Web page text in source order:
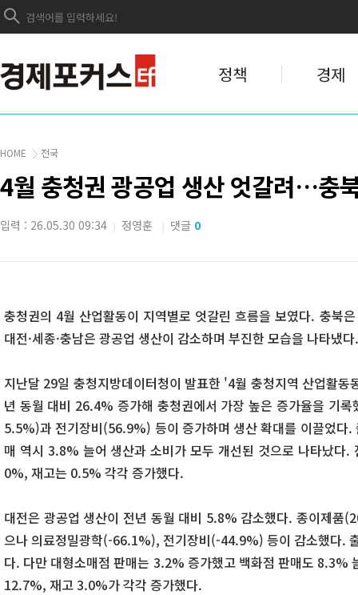
정책 경제
HOME 전국
4월 충청권 광공업 생산 엇갈려…충
입력 : 26.05.30 09:34 | 정영훈 | 댓글 0
충청권의 4월 산업활동이 지역별로 엇갈린 흐름을 보였다. 충북
대전·세종·충남은 광공업 생산이 감소하며 부진한 모습을 나타냈다.
지난달 29일 충청지방데이터청이 발표한 '4월 충청지역 산업활
년 동월 대비 26.4% 증가해 충청권에서 가장 높은 증가율을 기록
5.5%)과 전기장비(56.9%) 등이 증가하며 생산 확대를 이끌었다
매 역시 3.8% 늘어 생산과 소비가 모두 개선된 것으로 나타났다
0%, 재고는 0.5% 각각 증가했다.
대전은 광공업 생산이 전년 동월 대비 5.8% 감소했다. 종이제
으나 의료정밀광학(-66.1%), 전기장비(-44.9%) 등이 감소했다.
다. 다만 대형소매점 판매는 3.2% 증가했고 백화점 판매도 8.3%
12.7%, 재고 3.0%가 각각 증가했다.